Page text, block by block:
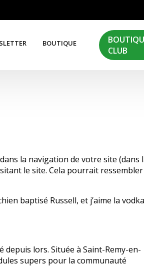
BOUTIQUE
CLUB
la navigation de votre site (dans
le site. Cela pourrait ressembler
baptisé Russell, et j’aime la vodka
depuis lors. Située à Saint-Remy-en-
supers pour la communauté